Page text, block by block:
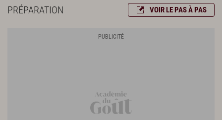
PRÉPARATION VOIR LE PAS À PAS